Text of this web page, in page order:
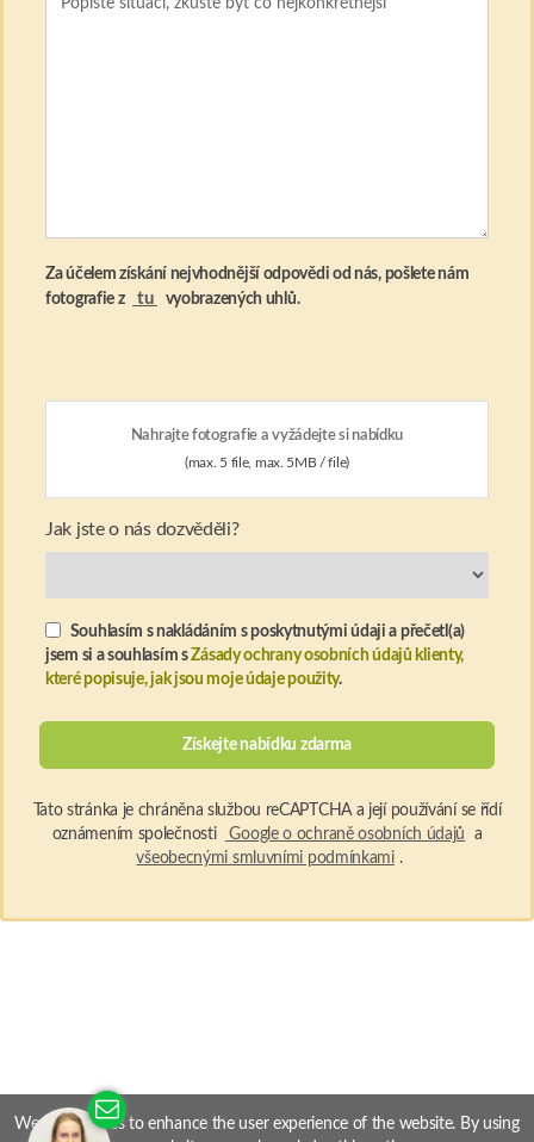
Za účelem získání nejvhodnější odpovědi od nás, pošlete nám
fotografie z
tu vyobrazených uhlů.
Nahrajte fotografie a vyžádejte si nabídku
(max. 5 file, max. 5MB / file)
Jak jste o nás dozvěděli?
Souhlasím s nakládáním s poskytnutými údaji a přečetl(a)
jsem si a souhlasím sZásady ochrany osobních údajů klienty,
které popisuje, jak jsou moje údaje použity.
Tato stránka je chráněna službou reCAPTCHA a její používání se řídí
oznámením společnosti
Google o ochraně osobních údajů a
všeobecnými smluvními podmínkami.
PHAEYDE Hair Transplantation Clinic
reserved.
We use cookies to enhance the user experience of the website. By using